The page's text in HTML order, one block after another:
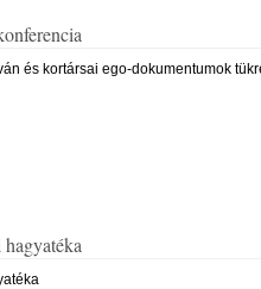
és kortársai ego-dokumentumok